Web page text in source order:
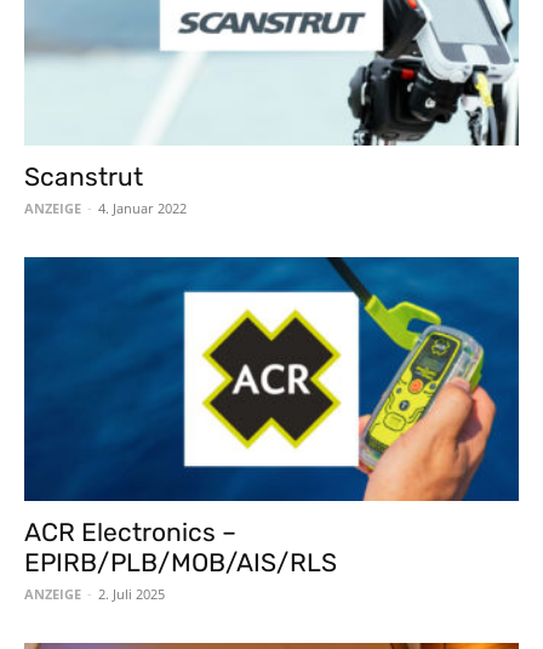
Scanstrut
ANZEIGE - 4. Januar 2022
ACR Electronics –
EPIRB/PLB/MOB/AIS/RLS
ANZEIGE - 2. Juli 2025